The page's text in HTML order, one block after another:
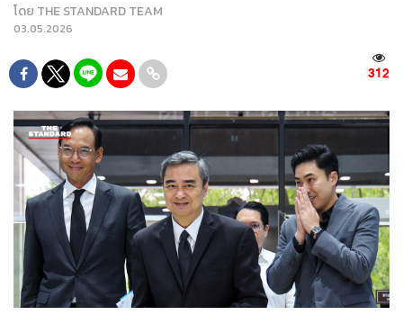
โดย THE STANDARD TEAM
03.05.2026
312